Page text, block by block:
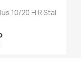
10/20 H R Stal